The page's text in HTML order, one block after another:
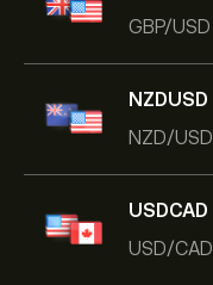
GBP/USD
NZDUSD
NZD/USD
USDCAD
USD/CAD